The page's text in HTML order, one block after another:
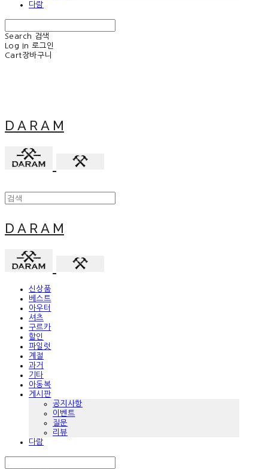
다람
Search
검색
Log In 로그인
Cart장바구니
D A R A M
D A R A M
신상품
베스트
아우터
셔츠
구르카
할인
파일럿
계절
과거
기타
아동복
게시판
공지사항
이벤트
질문
리뷰
다람